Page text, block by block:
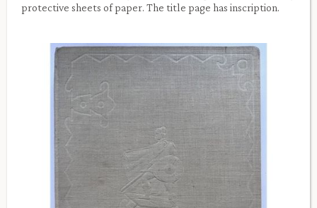
protective sheets of paper. The title page has inscription.